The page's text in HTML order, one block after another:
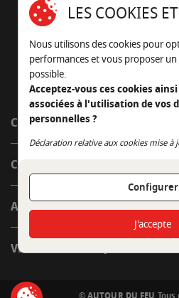
05 45 22
Nous envoyer
CÔTÉ OUTDOOR
CÔTÉ INDOOR
AUTOUR DE LA TABLE
VENIR EN BOUTIQUE
LES COOKIES
Nous utilisons des cookies pour
performances et vous proposer
possible.
Acceptez-vous ces cookies
associées à l'utilisation de vos
personnelles ?
Déclaration relative aux cookies mise à
Configurer
Continuer sans
J'accepte